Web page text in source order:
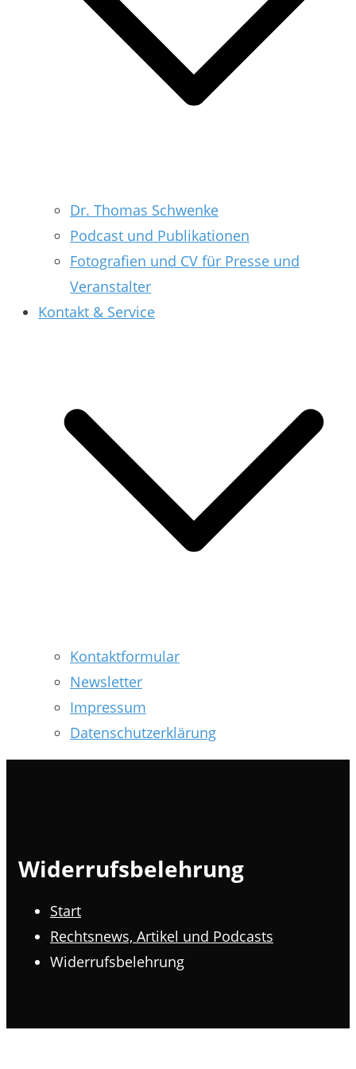
Dr. Thomas Schwenke
Podcast und Publikationen
Fotografien und CV für Presse und
Veranstalter
Kontakt & Service
Kontaktformular
Newsletter
Impressum
Datenschutzerklärung
Widerrufsbelehrung
Start
Rechtsnews, Artikel und Podcasts
Widerrufsbelehrung